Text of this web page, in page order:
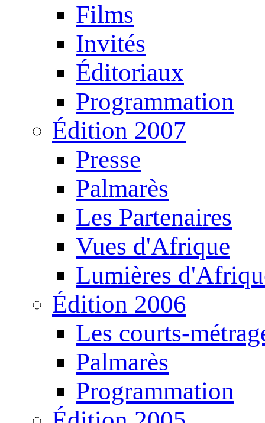
Films
Invités
Éditoriaux
Programmation
Édition 2007
Presse
Palmarès
Les Partenaires
Vues d'Afrique
Lumières
Édition 2006
Les courts-
Palmarès
Programmation